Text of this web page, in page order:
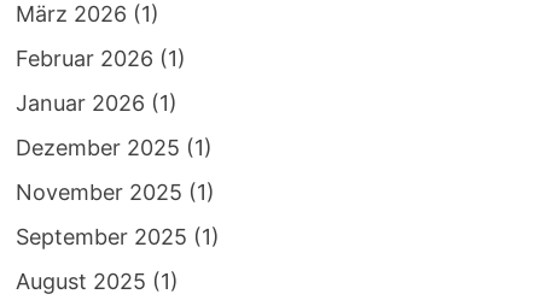
März 2026 (1)
Februar 2026 (1)
Januar 2026 (1)
Dezember 2025 (1)
November 2025 (1)
September 2025 (1)
August 2025 (1)